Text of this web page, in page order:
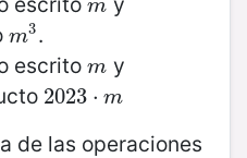
m
m3
m3.
escrito m
m y
2023 ⋅ m
2023⋅ m
de las operaciones